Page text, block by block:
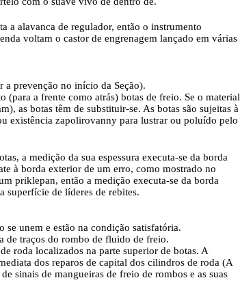
a alavanca de regulador, então o instrumento
voltam o castor de engrenagem lançado em várias
a prevenção no início da Seção).
(para a frente como atrás) botas de freio. Se o material
as botas têm de substituir-se. As botas são sujeitas à
existência zapolirovanny para lustrar ou poluído pelo
a medição da sua espessura executa-se da borda
à borda exterior de um erro, como mostrado no
priklepan, então a medição executa-se da borda
superfície de líderes de rebites.
se unem e estão na condição satisfatória.
de traços do rombo de fluido de freio.
roda localizados na parte superior de botas. A
dos reparos de capital dos cilindros de roda (A
sinais de mangueiras de freio de rombos e as suas